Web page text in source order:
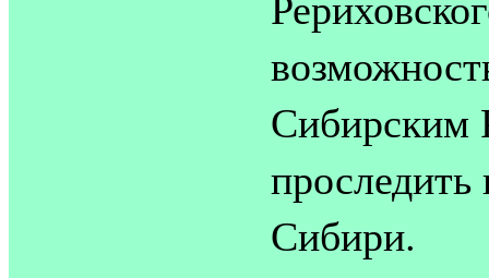
Сибирским
проследить
Сибири.